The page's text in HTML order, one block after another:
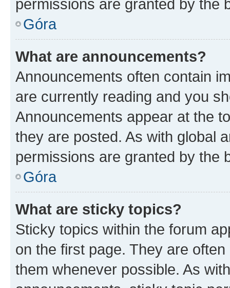
permissions are granted by the
Góra
What are announcements?
Announcements often contain
are currently reading and you
Announcements appear at the
they are posted. As with global
permissions are granted by the
Góra
What are sticky topics?
Sticky topics within the forum
on the first page. They are
them whenever possible. As